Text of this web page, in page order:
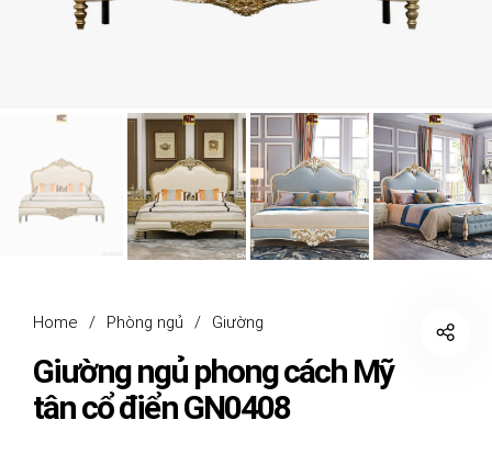
Home / Phòng ngủ / Giường
Giường ngủ phong cách Mỹ
tân cổ điển GN0408